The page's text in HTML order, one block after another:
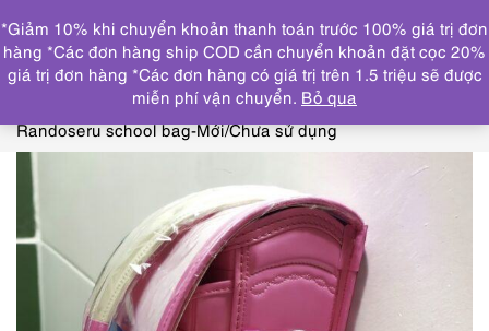
DANH MỤC
Trang chủ TÚI XÁCH
BA LÔ/TÚI CÔNG SỞ/CẶP
4115-Cặp chống gù Nhật Bản-RANDSEL Matsuda
Randoseru school bag-Mới/Chưa sử dụng
*Giảm 10% khi chuyển khoản thanh toán trước 100% giá trị đơn
hàng *Các đơn hàng ship COD cần chuyển khoản đặt cọc 20%
giá trị đơn hàng *Các đơn hàng có giá trị trên 1.5 triệu sẽ được
miễn phí vận chuyển. Bỏ qua